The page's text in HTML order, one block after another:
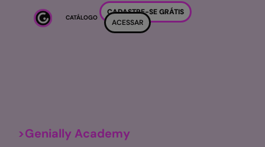
Ir para o conteúdo principal
CATÁLOGO
CADASTRE-SE GRÁTIS
ACESSAR
>Genially Academy